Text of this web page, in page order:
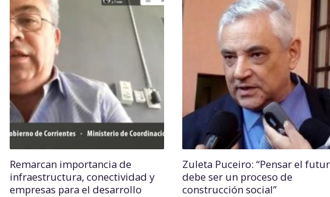
Remarcan importancia de
infraestructura, conectividad y
empresas para el desarrollo
Zuleta Puceiro: “Pensar el
debe ser un proceso de
construcción social”